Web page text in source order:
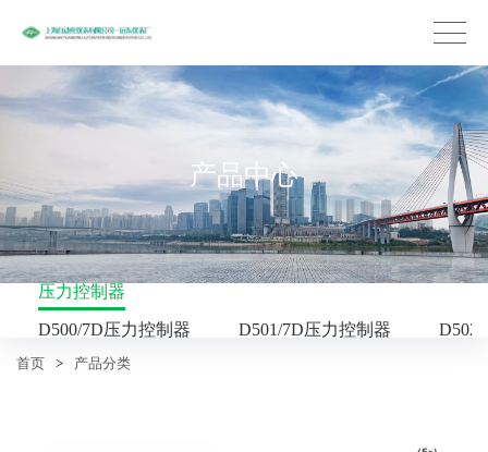
产品中心
压力控制器
D500/7D压力控制器 D501/7D压力控制器
首页 > 产品分类